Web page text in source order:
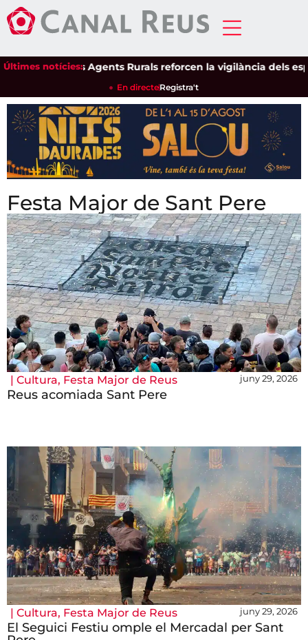
Últimes notícies:
Els Agents Rurals reforcen la vigilància dels espais
En directeRegistra't
Festa Major de Sant Pere
| Cultura, Festa Major de Reus juny 29, 2026
Reus acomiada Sant Pere
| Cultura, Festa Major de Reus juny 29, 2026
El Seguici Festiu omple el Mercadal per Sant